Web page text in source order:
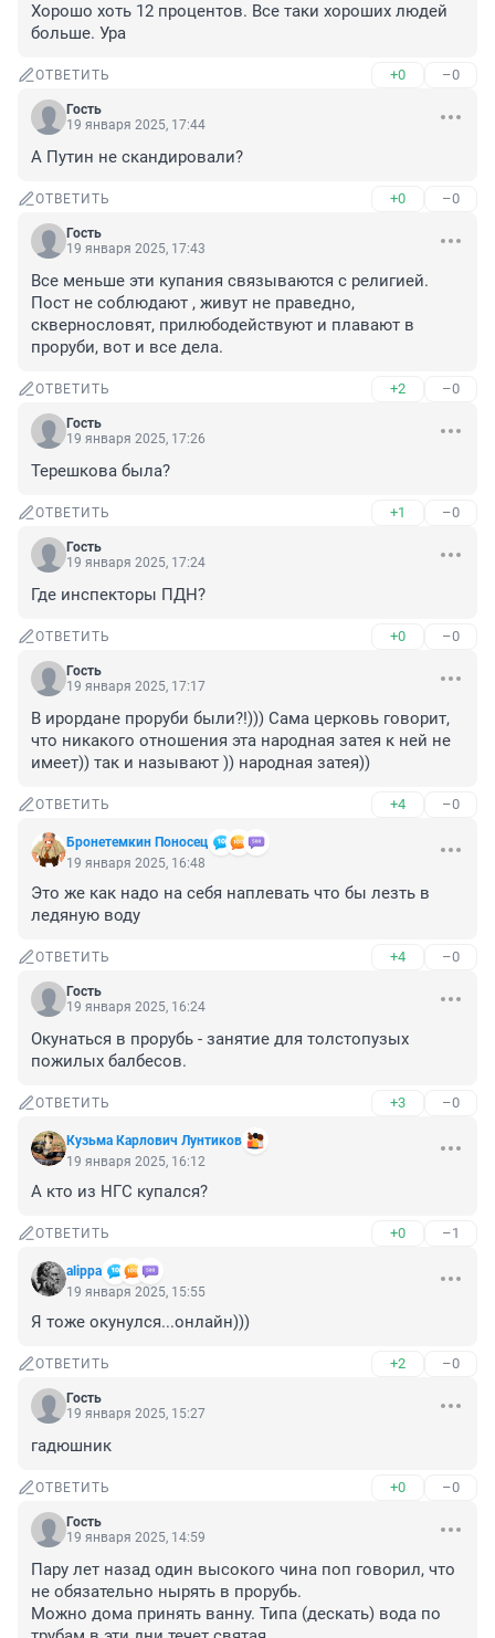
Хорошо хоть 12 процентов. Все таки хороших людей
больше. Ура
ОТВЕТИТЬ +0 –0
Гость
19 января 2025, 17:44
А Путин не скандировали?
ОТВЕТИТЬ +0 –0
Гость
19 января 2025, 17:43
Все меньше эти купания связываются с религией.
Пост не соблюдают , живут не праведно,
сквернословят, прилюбодействуют и плавают в
проруби, вот и все дела.
ОТВЕТИТЬ +2 –0
Гость
19 января 2025, 17:26
Терешкова была?
ОТВЕТИТЬ +1 –0
Гость
19 января 2025, 17:24
Где инспекторы ПДН?
ОТВЕТИТЬ +0 –0
Гость
19 января 2025, 17:17
В ирордане проруби были?!))) Сама церковь говорит,
что никакого отношения эта народная затея к ней не
имеет)) так и называют )) народная затея))
ОТВЕТИТЬ +4 –0
Бронетемкин Поносец
19 января 2025, 16:48
Это же как надо на себя наплевать что бы лезть в
ледяную воду
ОТВЕТИТЬ +4 –0
Гость
19 января 2025, 16:24
Окунаться в прорубь - занятие для толстопузых
пожилых балбесов.
ОТВЕТИТЬ +3 –0
Кузьма Карлович Лунтиков
19 января 2025, 16:12
А кто из НГС купался?
ОТВЕТИТЬ +0 –1
alippa
19 января 2025, 15:55
Я тоже окунулся...онлайн)))
ОТВЕТИТЬ +2 –0
Гость
19 января 2025, 15:27
гадюшник
ОТВЕТИТЬ +0 –0
Гость
19 января 2025, 14:59
Пару лет назад один высокого чина поп говорил, что
не обязательно нырять в прорубь.
Можно дома принять ванну. Типа (дескать) вода по